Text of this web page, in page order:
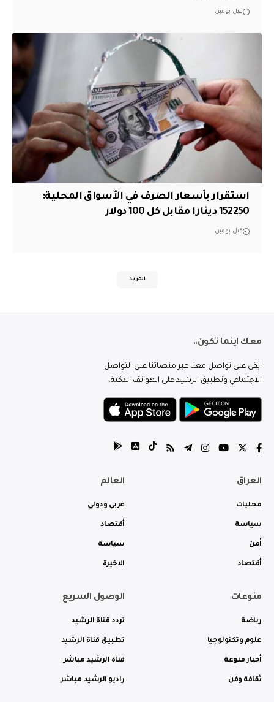
قبل يومين
استقرار بأسعار الصرف في الأسواق المحلية:
152250 دينارا مقابل كل 100 دولار
قبل يومين
المزيد
معك اينما تكون..
ابقى على تواصل معنا عبر منصاتنا على التواصل
الاجتماعي وتطبيق الرشيد على الهواتف الذكية.
العراق
محليات
سياسة
أمن
أقتصاد
العالم
عربي ودولي
أقتصاد
سياسة
الاخيرة
منوعات
رياضة
علوم وتكنولوجيا
أخبار منوعة
ثقافة وفن
الوصول السريع
تردد قناة الرشيد
تطبيق قناة الرشيد
قناة الرشيد مباشر
راديو الرشيد مباشر